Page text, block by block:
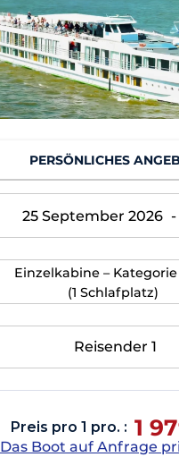
PERSÖNLICHES
25 September 2026 -
Einzelkabine – Kategorie
(1 Schlafplatz)
Reisender 1
Preis pro 1 pro. : 1
Das Boot auf Anfrage